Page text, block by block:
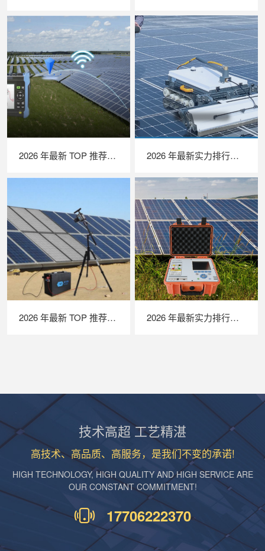
2026 年最新 TOP 推荐｜绝缘接地综合测试仪实力排行，LAILX LXH601 深度测评 2026 年最新实力排行｜光伏清洗机器人 TOP 推荐，LAILX LX‑H403 深度解析
2026 年最新 TOP 推荐｜便携式 EL 检测仪实力排行，LAILX LXG50 深度测评 2026 年最新实力排行｜便携式 IV 测试仪 TOP 推荐，LAILX LX‑PV31 深度解析
技术高超 工艺精湛
高技术、高品质、高服务，是我们不变的承诺!
HIGH TECHNOLOGY, HIGH QUALITY AND HIGH SERVICE ARE
OUR CONSTANT COMMITMENT!
17706222370